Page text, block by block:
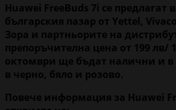
Huawei FreeBuds 7i се предлагат
българския пазар от Yettel,
Зора и партньорите на
препоръчителна цена от 199 лв/
октомври ще бъдат налични и в
в черно, бяло и розово.
Повече информация за Huawei